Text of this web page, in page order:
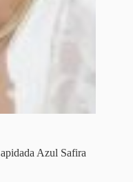
Azul Safira